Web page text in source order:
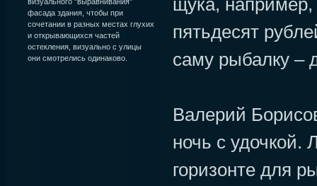
фасада здания, чтобы при
сочетании в разных местах глухих
и открывающихся частей
остекления, визуально с улицы
они смотрелись одинаково.
щука, например,
пятьдесят
саму рыбалку –
Валерий
ночь с удочкой.
горизонте для